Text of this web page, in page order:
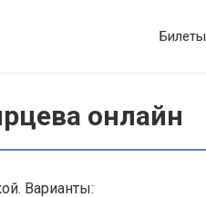
Билеты
онлайн
Варианты: